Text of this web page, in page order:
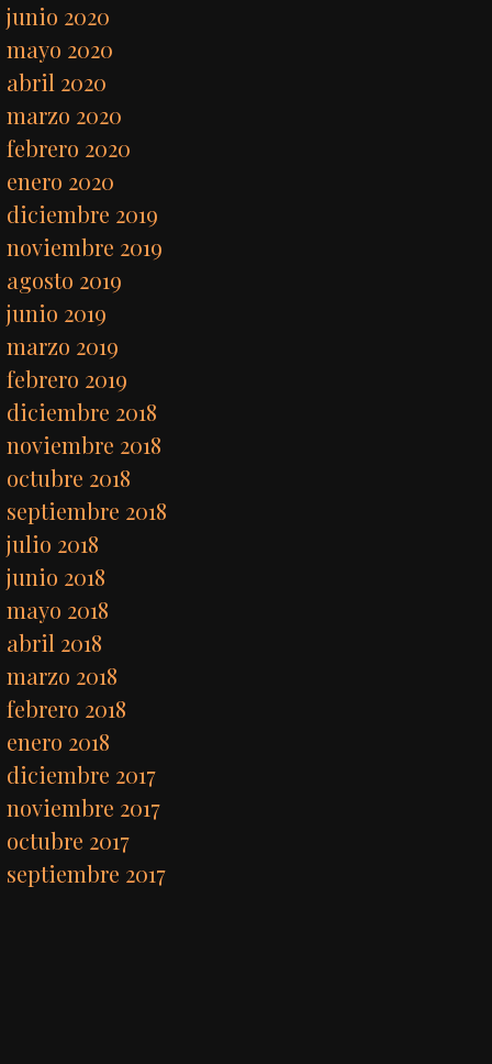
junio 2020
mayo 2020
abril 2020
marzo 2020
febrero 2020
enero 2020
diciembre 2019
noviembre 2019
agosto 2019
junio 2019
marzo 2019
febrero 2019
diciembre 2018
noviembre 2018
octubre 2018
septiembre 2018
julio 2018
junio 2018
mayo 2018
abril 2018
marzo 2018
febrero 2018
enero 2018
diciembre 2017
noviembre 2017
octubre 2017
septiembre 2017